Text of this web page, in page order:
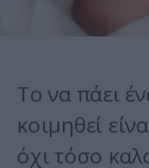
Το να πάει
κοιμηθεί
όχι τόσο